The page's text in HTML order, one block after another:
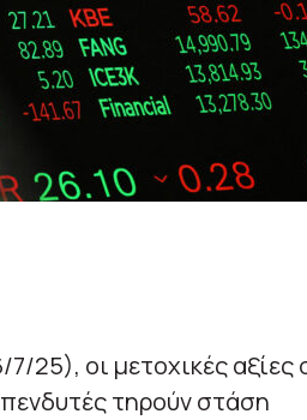
25), οι μετοχικές αξίες
τηρούν στάση